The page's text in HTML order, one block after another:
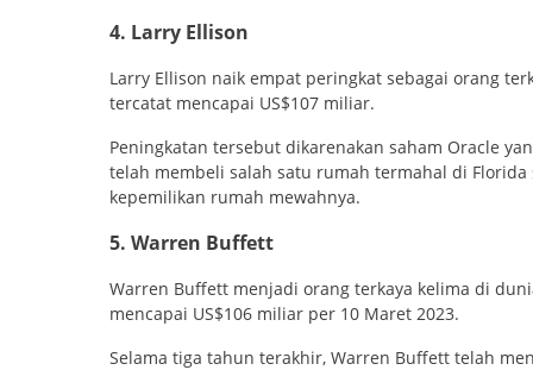
4. Larry Ellison
Larry Ellison naik empat peringkat sebagai orang
tercatat mencapai US$107 miliar.
Peningkatan tersebut dikarenakan saham Oracle
telah membeli salah satu rumah termahal di
kepemilikan rumah mewahnya.
5. Warren Buffett
Warren Buffett menjadi orang terkaya kelima di
mencapai US$106 miliar per 10 Maret 2023.
Selama tiga tahun terakhir, Warren Buffett telah